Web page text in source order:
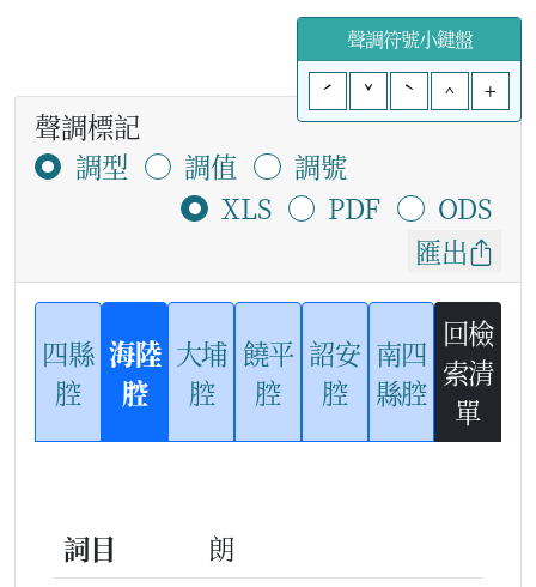
聲調符號小鍵盤
ˊ
ˇ ˋ ^ +
聲調標記
調型
調值
調號
XLS
PDF
ODS
匯出
四縣
腔
海陸
腔
大埔
腔
饒平
腔
詔安
腔
南四
縣腔
回檢
索清
單
詞目
朗